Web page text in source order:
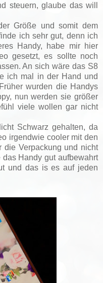
steuern, glaube das will
Größe und somit dem
ich sehr gut, denn ich
Handy, habe mir hier
gesetzt, es sollte noch
An sich wäre das S8
ich mal in der Hand und
wurden die Handys
nun werden sie größer
viele wollen gar nicht
Schwarz gehalten, da
irgendwie cooler mit den
die Verpackung und nicht
Handy gut aufbewahrt
und das is es auf jeden